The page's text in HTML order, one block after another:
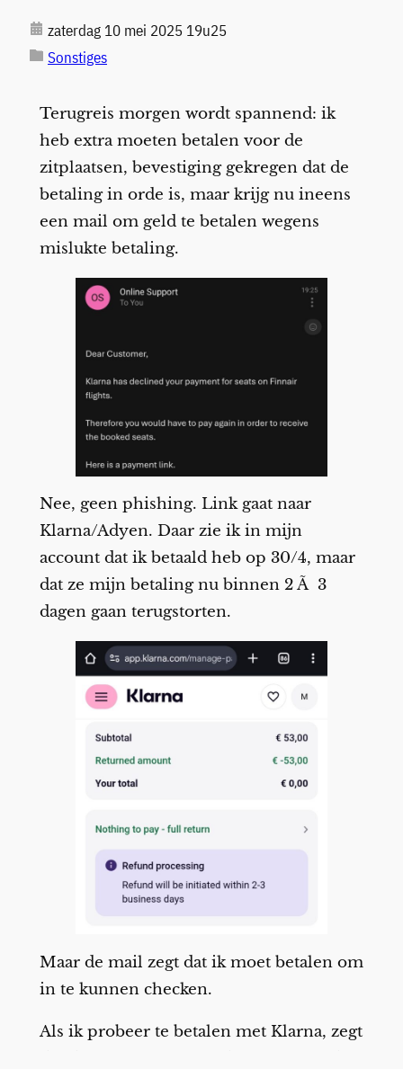
zaterdag 10 mei 2025 19u25
Sonstiges
Terugreis morgen wordt spannend: ik
heb extra moeten betalen voor de
zitplaatsen, bevestiging gekregen dat de
betaling in orde is, maar krijg nu ineens
een mail om geld te betalen wegens
mislukte betaling.
Nee, geen phishing. Link gaat naar
Klarna/Adyen. Daar zie ik in mijn
account dat ik betaald heb op 30/4, maar
dat ze mijn betaling nu binnen 2 Ã 3
dagen gaan terugstorten.
Maar de mail zegt dat ik moet betalen om
in te kunnen checken.
Als ik probeer te betalen met Klarna, zegt